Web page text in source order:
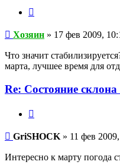
Хозяин » 17 фев 2009,
Что значит
марта, лучшее время для
Re: Состояние
GriSHOCK » 11 фев
Интересно к марту погода